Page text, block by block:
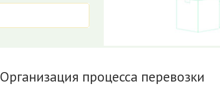
Организация процесса перевозки